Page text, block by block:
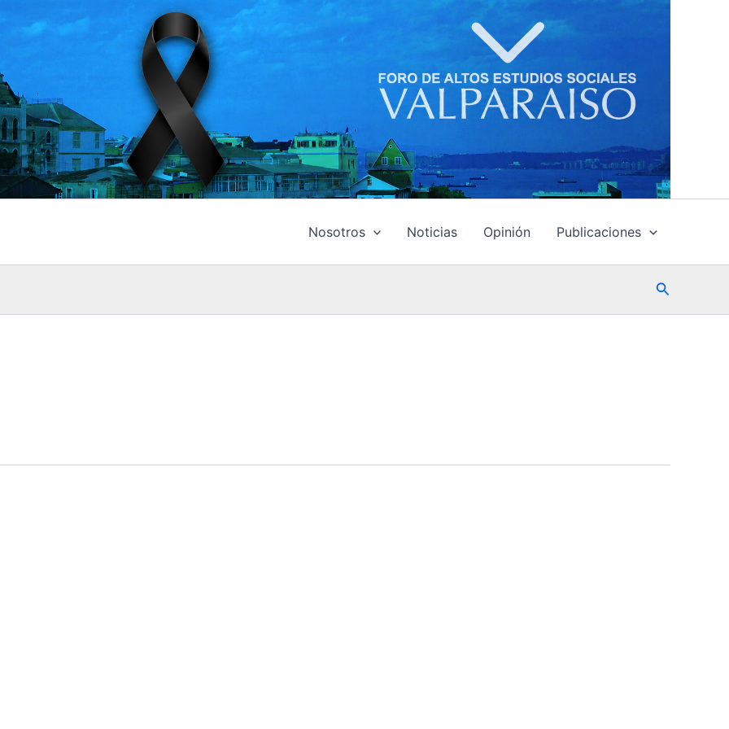
Nosotros Noticias Opinión Publicaciones
Buscar